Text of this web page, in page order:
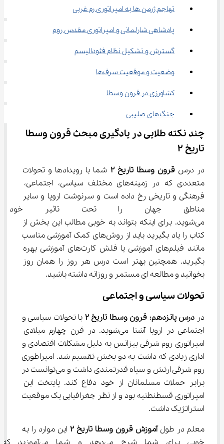
تهاجم ژرمن ها به امپراتوری رم غربی
پادشاهی شارلمانی و امپراتوری مقدس روم
گسترش و تشکیل نظام فئودالیسم
وضعیت و موقعیت سرف‌ها
کشاورزی در قرون وسطا
جنگ‌های صلیبی
چند نکته طلایی در یادگیری مبحث قرون وسطا
تاریخ ۲
در درس قرون وسطا تاریخ ۲ شما با رویدادها و تحولات
متعددی که در زمینه‌های مختلف سیاسی، اجتماعی،
فرهنگی و تاریخی رخ داده است و سرنوشت اروپا و سایر
مناطق جهان را تحت تاثیر
می‌شوید. برای اینکه بتواند به خوبی مطالب این بخش از
کتاب را یاد بگیرید باید از روش‌های کمک آموزشی مناسب
مانند فیلم‌های آموزشی یا فلش کارت‌های آموزشی بهره
بگیرید. همچنین بهتر است درس هر روز را همان روز
بخوانید و مطالعه ای مستمر و روزانه داشته باشید.
تحولات سیاسی و اجتماعی
در درس پانزدهم: قرون وسطا تاریخ ۲ با تحولات سیاسی و
اجتماعی در اروپا آشنا می‌شوید. در قرن چهارم میلادی
امپراتوری روم شرقی بیزانس به دلیل مشکلات اقتصادی و
اداری زیادی که داشت به دو بخش تقسیم شد. امپراطوری
روم شرقی ارتش و سپاه قدرتمندی داشت و می‌توانست در
برابر حملات مسلمانان از خود دفاع کند. پایتخت این
امپراتوری قسطنطنیه بود و از نظر جغرافیایی یک موقعیت
استراتژیک داشت.
معلم در طول آموزش قرون وسطا تاریخ ۲ این موارد را به